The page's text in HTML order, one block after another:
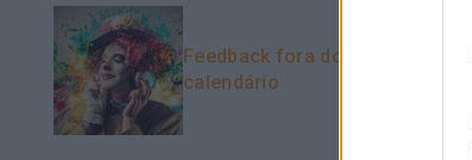
Feedback fora do
calendário